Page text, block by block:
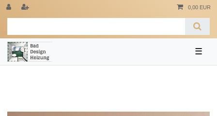
0,00 EUR
☰